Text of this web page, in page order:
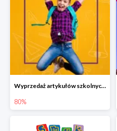
Wyprzedaż artykułów szkolnych w Smyku do -80%
80%